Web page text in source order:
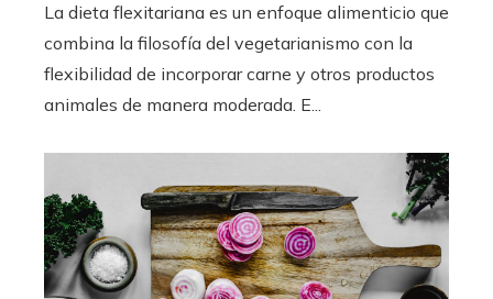
La dieta flexitariana es un enfoque alimenticio que
combina la filosofía del vegetarianismo con la
flexibilidad de incorporar carne y otros productos
animales de manera moderada. E...